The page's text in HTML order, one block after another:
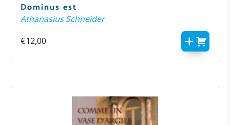
Dominus est
Athanasius Schneider
€12,00